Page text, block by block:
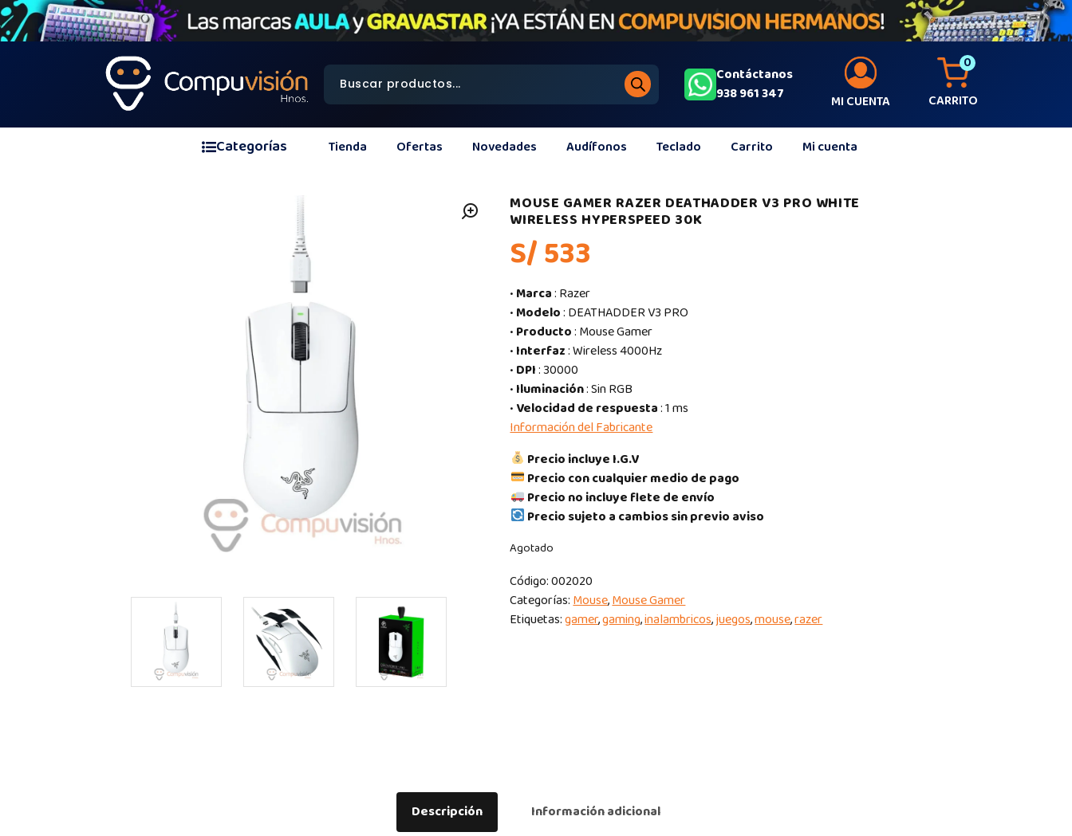
Contáctanos
938 961 347
MI CUENTA
0
CARRITO
Categorías Tienda Ofertas Novedades Audífonos Teclado Carrito Mi cuenta
MOUSE GAMER RAZER DEATHADDER V3 PRO WHITE
WIRELESS HYPERSPEED 30K
S/ 533
• Marca: Razer
• Modelo: DEATHADDER V3 PRO
• Producto: Mouse Gamer
• Interfaz: Wireless 4000Hz
• DPI: 30000
• Iluminación: Sin RGB
• Velocidad de respuesta: 1 ms
Información del Fabricante
Precio incluye I.G.V
Precio con cualquier medio de pago
Precio no incluye flete de envío
Precio sujeto a cambios sin previo aviso
Agotado
Código:002020
Categorías:Mouse,Mouse Gamer
Etiquetas:gamer,gaming,inalambricos,juegos,mouse,razer
Descripción Información adicional